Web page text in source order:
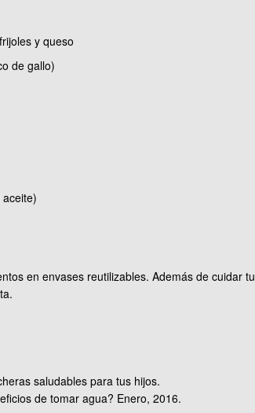
y queso
de gallo)
en envases reutilizables. Además de cuidar tu
saludables para tus hijos.
de tomar agua? Enero, 2016.